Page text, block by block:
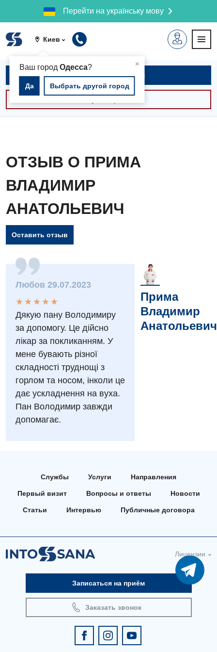
Перейти на українську мову
Киев
×
Ваш город Одесса?
Да Выбрать другой город
Мероприятия БПР
Интернатура
Энциклопедия
Программа лояльности
Отзывы
Видео
Диагностика
Диагностическое отделение
Инструментальная диагностика
Рентгенография
УЗИ
Эндоскопическое отделение
Для взрослых
Акушерство и гинекология
Аллергология, иммунология
Вакцинация
Диетология
Маммология
Медицинская психология
Декларирование
Национальный скрининг здоровья 40+
Украинский
Записаться на приём
ОТЗЫВ О ПРИМА
ВЛАДИМИР
АНАТОЛЬЕВИЧ
Оставить отзыв
Любов 29.07.2023
★
★
★
★
★
★ ★ ★ ★ ★
Дякую пану Володимиру
за допомогу. Це дійсно
лікар за покликанням. У
мене бувають різної
складності труднощі з
горлом та носом, інколи це
дає ускладнення на вуха.
Пан Володимир завжди
допомагає.
Прима
Владимир
Анатольевич
Службы Услуги Направления
Первый визит Вопросы и ответы Новости
Статьи Интервью Публичные договора
Лицензии
Записаться на приём
Заказать звонок